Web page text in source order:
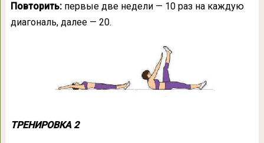
Повторить:первые две недели — 10 раз на каждую
диагональ, далее — 20.
ТРЕНИРОВКА 2